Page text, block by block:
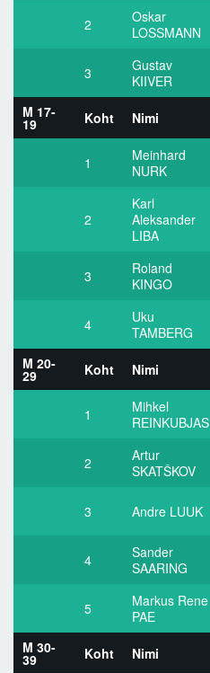
2
Oskar
LOSSMANN
3
Gustav
KIIVER
M 17-
19 Koht Nimi
1
Meinhard
NURK
2
Karl
Aleksander
LIBA
3
Roland
KINGO
4
Uku
TAMBERG
M 20-
29 Koht Nimi
1
Mihkel
REINKUBJAS
2
Artur
SKATŠKOV
3 Andre LUUK
4
Sander
SAARING
5
Markus Rene
PAE
M 30-
39 Koht Nimi